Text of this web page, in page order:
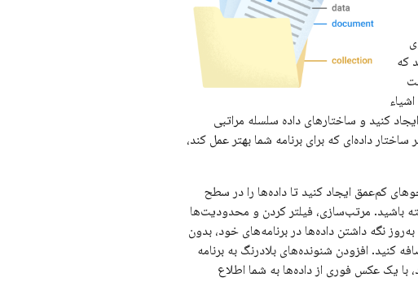
که
کنید و ساختارهای داده سلسله مراتبی
ساختار داده‌ای که برای برنامه شما بهتر عمل کند،
کم‌عمق ایجاد کنید تا داده‌ها را در سطح
باشید. مرتب‌سازی، فیلتر کردن و محدودیت‌ها
نگه داشتن داده‌ها در برنامه‌های خود، بدون
کنید. افزودن شنونده‌های بلادرنگ به برنامه
با یک عکس فوری از داده‌ها به شما اطلاع